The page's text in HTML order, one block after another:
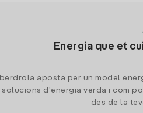
Energia que et
Iberdrola aposta per un model
solucions d'energia verda i com
des de la